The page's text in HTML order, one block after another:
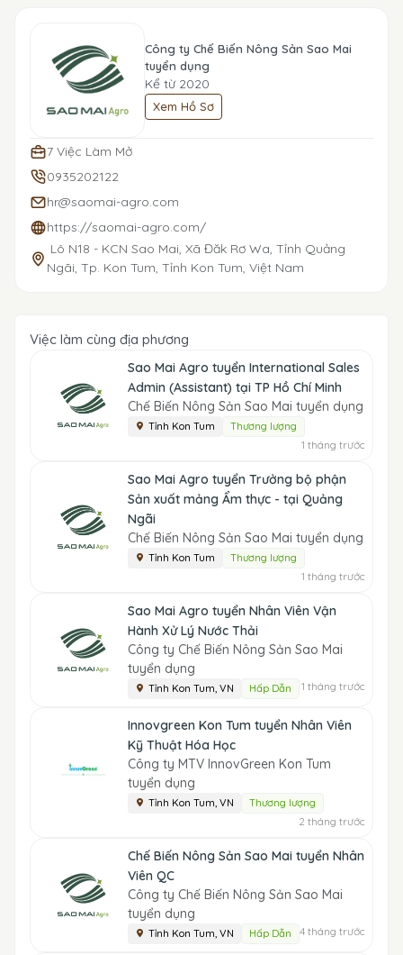
Công ty Chế Biến Nông Sản Sao Mai
tuyển dụng
Kể từ 2020
Xem Hồ Sơ
7 Việc Làm Mở
0935202122
hr@saomai-agro.com
https://saomai-agro.com/
Lô N18 - KCN Sao Mai, Xã Đăk Rơ Wa, Tỉnh Quảng
Ngãi, Tp. Kon Tum, Tỉnh Kon Tum, Việt Nam
Việc làm cùng địa phương
Sao Mai Agro tuyển International Sales
Admin (Assistant) tại TP Hồ Chí Minh
Chế Biến Nông Sản Sao Mai tuyển dụng
Tỉnh Kon Tum Thương lượng
1 tháng trước
Sao Mai Agro tuyển Trưởng bộ phận
Sản xuất mảng Ẩm thực - tại Quảng
Ngãi
Chế Biến Nông Sản Sao Mai tuyển dụng
Tỉnh Kon Tum Thương lượng
1 tháng trước
Sao Mai Agro tuyển Nhân Viên Vận
Hành Xử Lý Nước Thải
Công ty Chế Biến Nông Sản Sao Mai
tuyển dụng
Tỉnh Kon Tum, VN Hấp Dẫn 1 tháng trước
Innovgreen Kon Tum tuyển Nhân Viên
Kỹ Thuật Hóa Học
Công ty MTV InnovGreen Kon Tum
tuyển dụng
Tỉnh Kon Tum, VN Thương lượng
2 tháng trước
Chế Biến Nông Sản Sao Mai tuyển Nhân
Viên QC
Công ty Chế Biến Nông Sản Sao Mai
tuyển dụng
Tỉnh Kon Tum, VN Hấp Dẫn 4 tháng trước